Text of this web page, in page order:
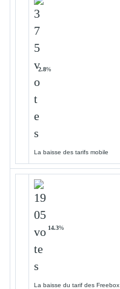
2.8%
La baisse des tarifs mobile
14.3%
La baisse du tarif des Freebox